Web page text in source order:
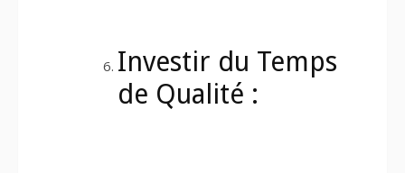
Investir du Temps
de Qualité :